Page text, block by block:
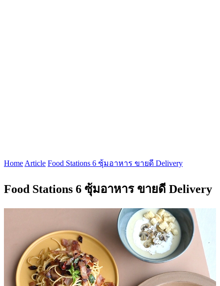
Home Article Food Stations 6 ซุ้มอาหาร ขายดี Delivery
Food Stations 6 ซุ้มอาหาร ขายดี Delivery